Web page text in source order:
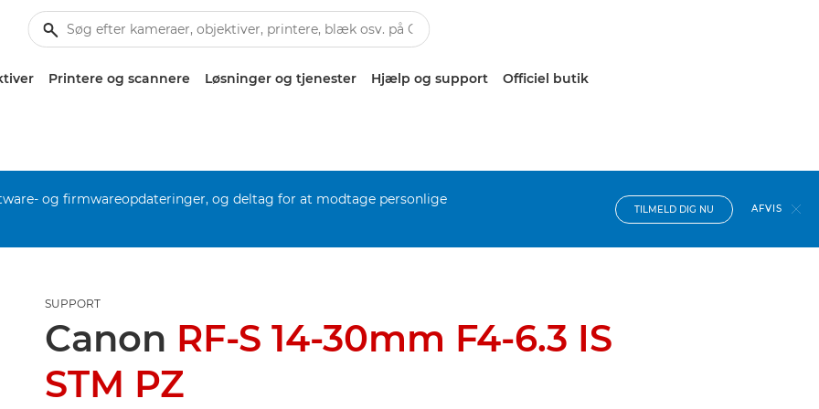
Printere og scannere Løsninger og tjenester Hjælp og support Officiel butik
og firmwareopdateringer, og deltag for at modtage personlige
TILMELD DIG NU AFVIS
SUPPORT
Canon RF-S 14-30mm F4-6.3 IS
STM PZ